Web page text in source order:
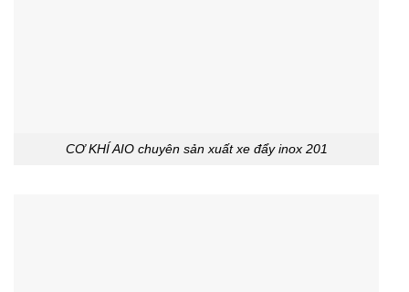
CƠ KHÍ AIO chuyên sản xuất xe đẩy inox 201